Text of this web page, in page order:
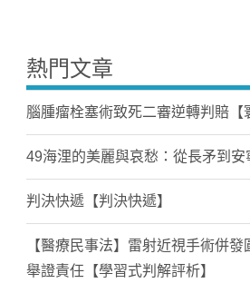
熱門文章
腦腫瘤栓塞術致死二審逆轉判賠【
49海浬的美麗與哀愁：從長矛到安
判決快遞【判決快遞】
【醫療民事法】雷射近視手術併
舉證責任【學習式判解評析】